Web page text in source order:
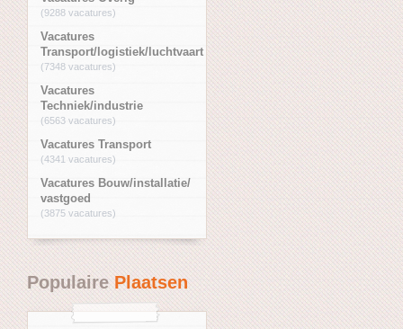
(9288 vacatures)
Vacatures
Transport/logistiek/luchtvaart
(7348 vacatures)
Vacatures
Techniek/industrie
(6563 vacatures)
Vacatures Transport
(4341 vacatures)
Vacatures Bouw/installatie/
vastgoed
(3875 vacatures)
PopulairePlaatsen